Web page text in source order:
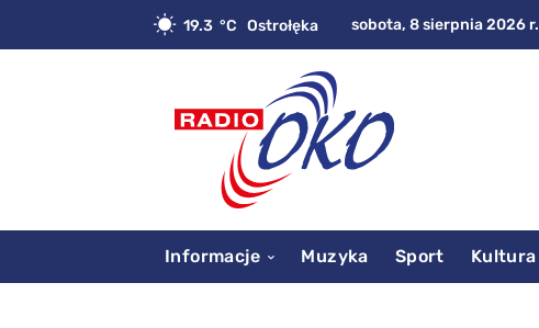
19.3 C Ostrołęka sobota, 8 sierpnia 2026 r.
Informacje Muzyka Sport Kultura